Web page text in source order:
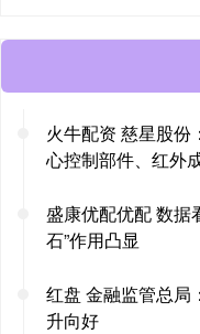
火牛配资 慈星股份
心控制部件、红外
盛康优配优配 数据
石”作用凸显
红盘 金融监管总局
升向好